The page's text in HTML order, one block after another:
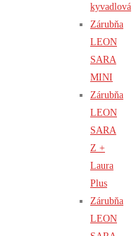
kyvadlová
Zárubňa
LEON
SARA
MINI
Zárubňa
LEON
SARA
Z +
Laura
Plus
Zárubňa
LEON